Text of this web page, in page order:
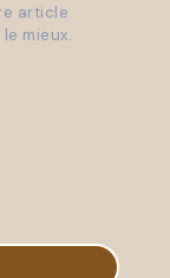
article
mieux.